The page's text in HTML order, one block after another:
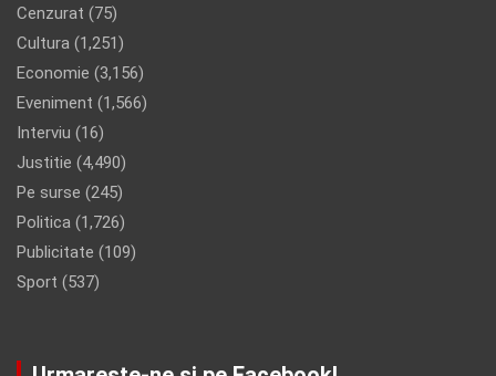
Cenzurat (75)
Cultura (1,251)
Economie (3,156)
Eveniment (1,566)
Interviu (16)
Justitie (4,490)
Pe surse (245)
Politica (1,726)
Publicitate (109)
Sport (537)